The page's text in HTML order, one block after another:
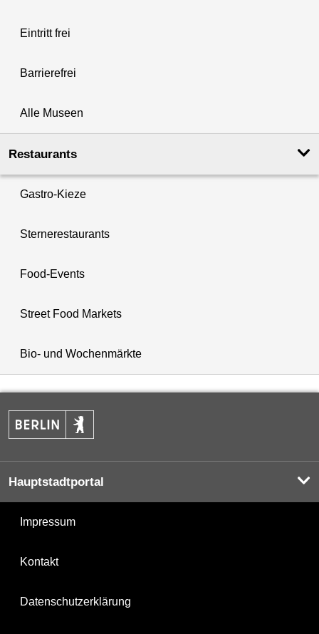
Eintritt frei
Barrierefrei
Alle Museen
Restaurants
Gastro-Kieze
Sternerestaurants
Food-Events
Street Food Markets
Bio- und Wochenmärkte
Hauptstadtportal
Impressum
Kontakt
Datenschutzerklärung